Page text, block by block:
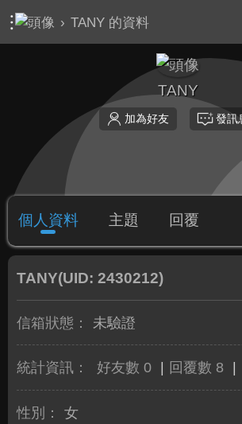
› TANY 的資料
TANY
加為好友 發訊
個人資料 主題 回覆
TANY(UID: 2430212)
信箱狀態： 未驗證
統計資訊： 好友數 0 回覆數 8
性別：
女